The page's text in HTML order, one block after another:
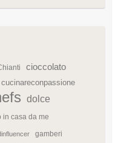
cioccolato
cucinareconpassione
dolce
in casa da me
gamberi